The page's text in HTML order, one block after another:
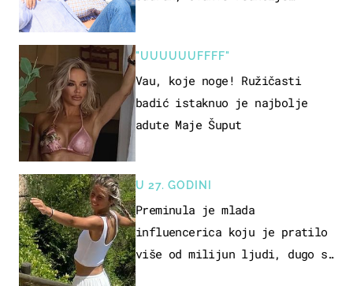
"UUUUUUFFFF"
Vau, koje noge! Ružičasti
badić istaknuo je najbolje
adute Maje Šuput
U 27. GODINI
Preminula je mlada
influencerica koju je pratilo
više od milijun ljudi, dugo se